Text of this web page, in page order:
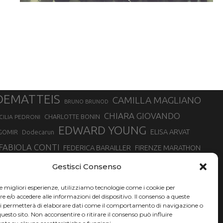
Gestisci Consenso
migliori esperienze, utilizziamo tecnologie come i cookie per
e/o accedere alle informazioni del dispositivo. Il consenso a queste
permetterà di elaborare dati come il comportamento di navigazione o
sito. Non acconsentire o ritirare il consenso può influire
BRUNO BRUNOD CAMILLA MAGLIANO
PEDRONI CHARLOTTE BONIN CHIARA GIOVANDO
Dodecarun EDWARD YOUNG ELISA ARVAT
FABIOLA CONTI FEDERICA BARAILLER FIRENZE MARATHON
GIOVANNA EPIS GIULIANO CAVALLO
DI TORINO MARATONINA MARCELLA BELLETTI MARCO OLMO
MONVISO VERTICAL RACE NADIA BATTOCLETTI